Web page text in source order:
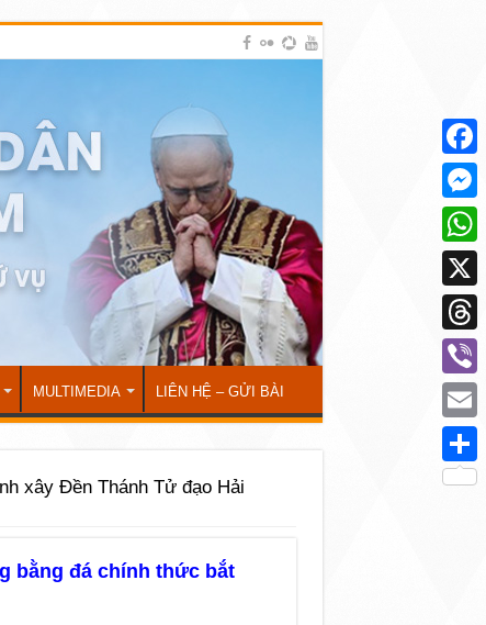
MULTIMEDIA LIÊN HỆ – GỬI BÀI
xây Đền Thánh Tử đạo Hải
bằng đá chính thức bắt
X
Viber